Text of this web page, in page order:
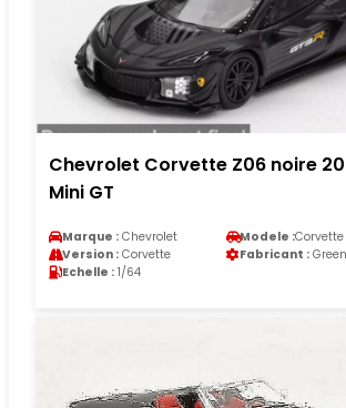
Chevrolet Corvette Z06 noire
Mini GT
Marque : Chevrolet Modele :Corvette
Version : Corvette Fabricant :
Echelle : 1/64